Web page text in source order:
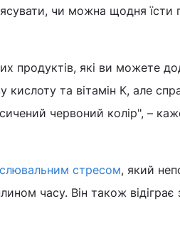
чи можна щодня їсти
продуктів, які ви можете
кислоту та вітамін К, але
червоний колір", –
стресом, який
часу. Він також